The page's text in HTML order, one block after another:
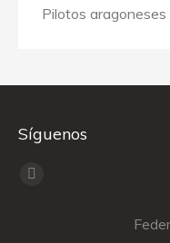
Pilotos
Síguenos
Encuéntranos en:
Facebook